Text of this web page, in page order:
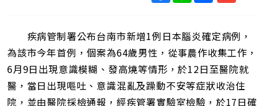
短
網
址
疾病管制署公布台南市新增1例日本腦炎確定病例，
為該市今年首例，個案為64歲男性，從事農作收集工作，
6月9日出現意識模糊、發高燒等情形，於12日至醫院就
醫，當日出現嘔吐、意識混亂及躁動不安等症狀收治住
院，並由醫院採檢通報，經疾管署實驗室檢驗，於17日確